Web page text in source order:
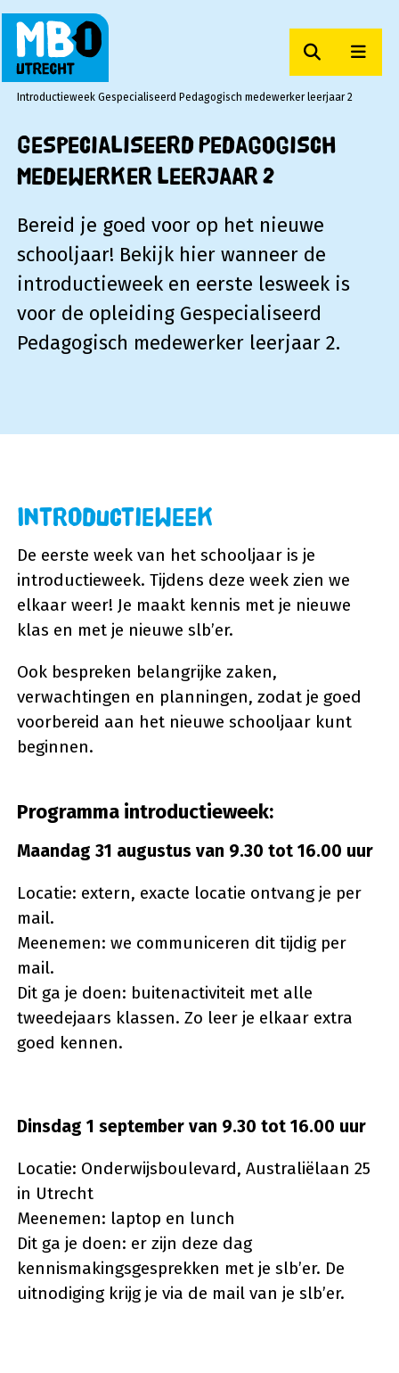
MBO Utrecht
Zoeken
Introductieweek Gespecialiseerd Pedagogisch medewerker leerjaar 2
Gespecialiseerd Pedagogisch
medewerker leerjaar 2
Bereid je goed voor op het nieuwe
schooljaar! Bekijk hier wanneer de
introductieweek en eerste lesweek is
voor de opleiding Gespecialiseerd
Pedagogisch medewerker leerjaar 2.
Introductieweek
De eerste week van het schooljaar is je
introductieweek. Tijdens deze week zien we
elkaar weer! Je maakt kennis met je nieuwe
klas en met je nieuwe slb’er.
Ook bespreken belangrijke zaken,
verwachtingen en planningen, zodat je goed
voorbereid aan het nieuwe schooljaar kunt
beginnen.
Programma introductieweek:
Maandag 31 augustus van 9.30 tot 16.00 uur
Locatie: extern, exacte locatie ontvang je per
mail.
Meenemen: we communiceren dit tijdig per
mail.
Dit ga je doen: buitenactiviteit met alle
tweedejaars klassen. Zo leer je elkaar extra
goed kennen.
Dinsdag 1 september van 9.30 tot 16.00 uur
Locatie: Onderwijsboulevard, Australiëlaan 25
in Utrecht
Meenemen: laptop en lunch
Dit ga je doen: er zijn deze dag
kennismakingsgesprekken met je slb’er. De
uitnodiging krijg je via de mail van je slb’er.